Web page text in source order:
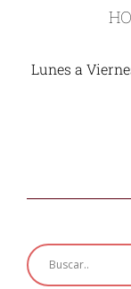
Lunes a